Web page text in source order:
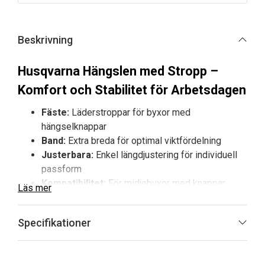
ursprungliga
4
nuvarande
3
Beskrivning
Husqvarna Hängslen med Stropp –
Komfort och Stabilitet för Arbetsdagen
Fäste: Läderstroppar för byxor med
hängselknappar
Band: Extra breda för optimal viktfördelning
Justerbara: Enkel längdjustering för individuell
passform
Kompatibilitet: För midjebyxor med knappar
Husqvarna Hängslen med stropp är utvecklade för
yrkesanvändare som kräver både komfort och säker
Läs mer
Specifikationer